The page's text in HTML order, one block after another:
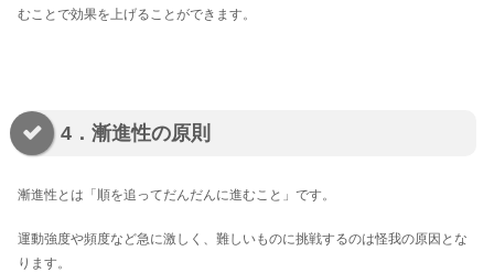
むことで効果を上げることができます。
4．漸進性の原則
漸進性とは「順を追ってだんだんに進むこと」です。
運動強度や頻度など急に激しく、難しいものに挑戦するのは怪我の原因とな
ります。